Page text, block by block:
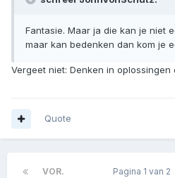
Fantasie. Maar ja die kan je niet
maar kan bedenken dan kom je
Vergeet niet: Denken in oplossingen
Quote
VOR. Pagina 1 van 2